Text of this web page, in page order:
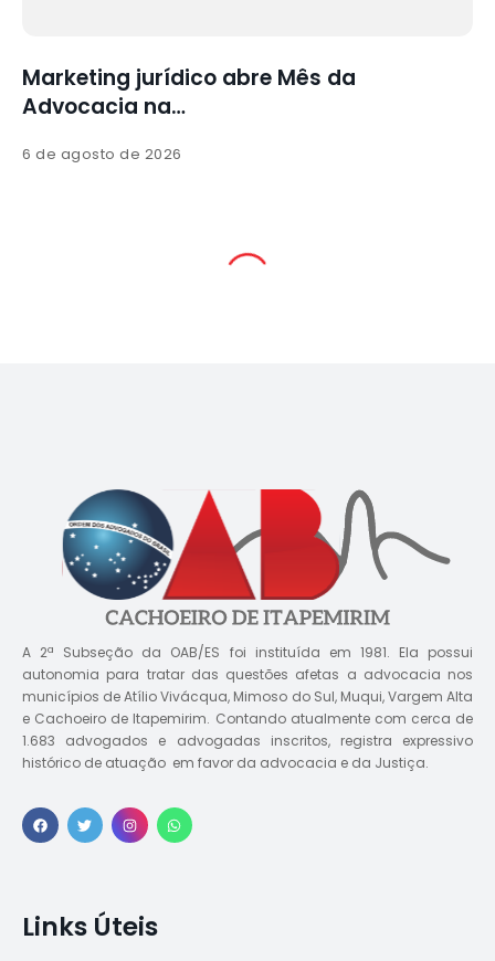
Marketing jurídico abre Mês da
Advocacia na…
6 de agosto de 2026
A 2ª Subseção da OAB/ES foi instituída em 1981. Ela possui
autonomia para tratar das questões afetas a advocacia nos
municípios de Atílio Vivácqua, Mimoso do Sul, Muqui, Vargem Alta
e Cachoeiro de Itapemirim. Contando atualmente com cerca de
1.683 advogados e advogadas inscritos, registra expressivo
histórico de atuação em favor da advocacia e da Justiça.
Links Úteis